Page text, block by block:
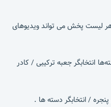
لیست پخش می تواند ویدیوهای
انتخابگر جعبه ترکیبی / کادر
/ انتخابگر دسته ها .